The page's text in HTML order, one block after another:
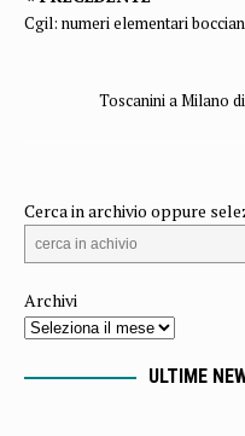
Cgil: numeri elementari
Toscanini a Milano
Cerca in archivio oppure
Archivi
ULTIME